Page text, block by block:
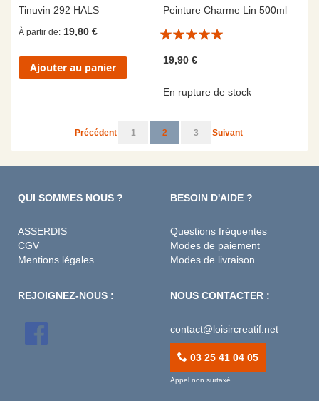
Tinuvin 292 HALS
À partir de 19,80 €
Ajouter au panier
Peinture Charme Lin 500ml
Évaluation:
19,90 €
En rupture de stock
Page
Page
Précédent Page
1 Vous lisez actuellement la page
2 Page
3 Page
Suivant
QUI SOMMES NOUS ?
ASSERDIS
CGV
Mentions légales
BESOIN D'AIDE ?
Questions fréquentes
Modes de paiement
Modes de livraison
REJOIGNEZ-NOUS : NOUS CONTACTER :
contact@loisircreatif.net
03 25 41 04 05
Appel non surtaxé